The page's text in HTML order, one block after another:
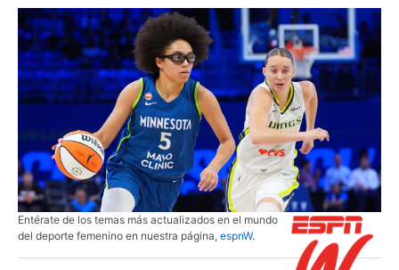
Entérate de los temas más actualizados en el mundo
del deporte femenino en nuestra página, espnW.